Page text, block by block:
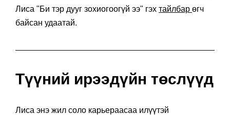
Лиса "Би тэр дууг зохиогоогүй ээ" гэх тайлбар өгч
байсан удаатай.
Түүний ирээдүйн төслүүд
Лиса энэ жил соло карьераасаа илүүтэй